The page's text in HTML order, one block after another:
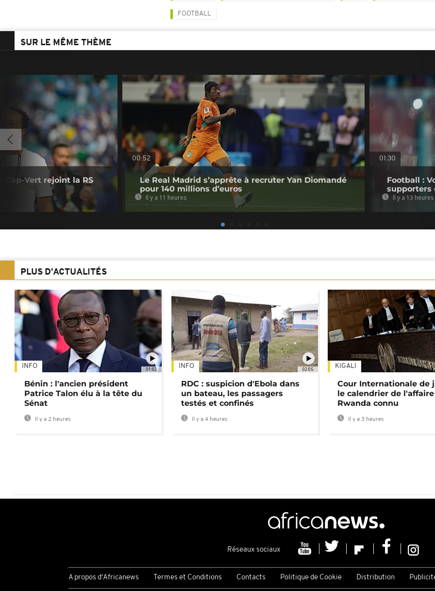
FOOTBALL
SUR LE MÊME THÈME
Cap-Vert rejoint la RS
00:52
Le Real Madrid s’apprête à recruter Yan Diomandé
pour 140 millions d’euros
Il y a 11 heures
01:30
Football :
supporters
Il y a 13 heures
PLUS D'ACTUALITÉS
01:02
INFO
Bénin : l'ancien président
Patrice Talon élu à la tête du
Sénat
Il y a 2 heures
02:05
INFO
RDC : suspicion d'Ebola dans
un bateau, les passagers
testés et confinés
Il y a 4 heures
KIGALI
Cour Internationale de
le calendrier de l'affaire
Rwanda connu
Il y a 3 heures
Réseaux sociaux
A propos d'Africanews Termes et Conditions Contacts Politique de Cookie Distribution